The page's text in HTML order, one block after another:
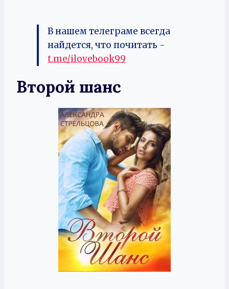
В нашем телеграме всегда
найдется, что почитать -
t.me/ilovebook99
Второй шанс